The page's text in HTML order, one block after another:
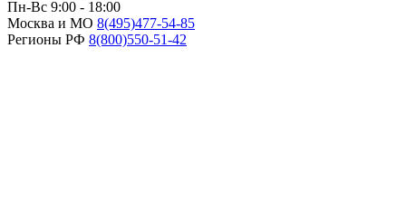
Пн-Вс 9:00 - 18:00
Москва и МО 8(495)477-54-85
Регионы РФ 8(800)550-51-42